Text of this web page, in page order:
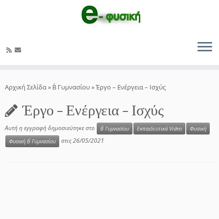
στο
Αρχική Σελίδα» Β΄ Γυμνασίου»Έργο – Ενέργεια – Ισχύς
Έργο – Ενέργεια – Ισχύς
Αυτή η εγγραφή δημοσιεύτηκε στο Β΄ Γυμνασίου Εκπαιδευτικά Video
Φυσική
Φυσική Β΄ Γυμνασίου
στις26/05/2021